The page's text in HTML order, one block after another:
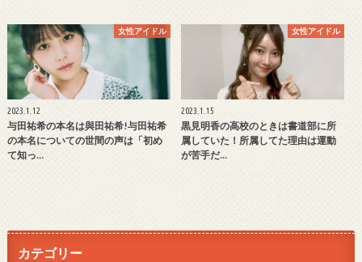
女性アイドル
2023.1.12
与田祐希の本名は與田祐希!与田祐希
の本名についての世間の声は「初め
て知っ…
女性アイドル
2023.1.15
黒見明香の高校のときは書道部に所
属していた！所属してた理由は運動
が苦手だ…
カテゴリー